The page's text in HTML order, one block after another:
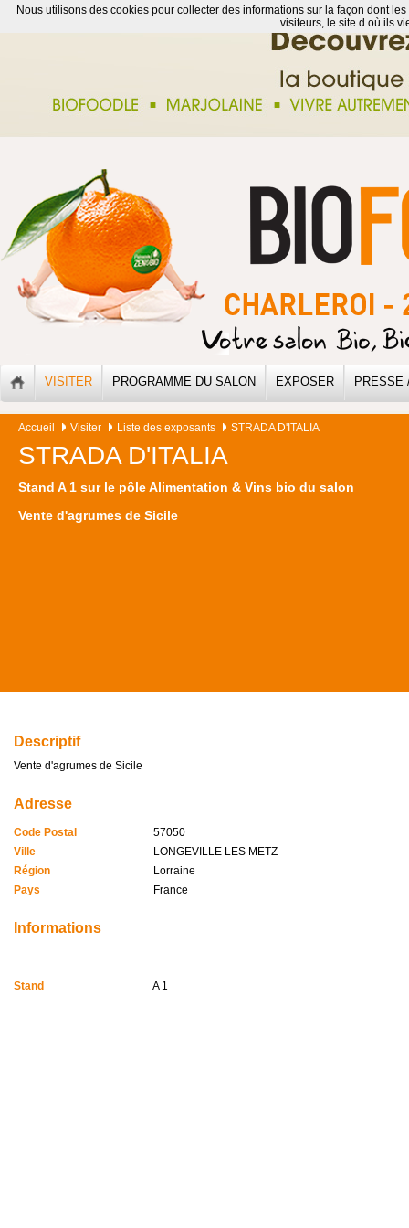
VISITER PROGRAMME DU SALON EXPOSER PRESSE
Accueil Visiter Liste des exposants STRADA D'ITALIA
STRADA D'ITALIA
Stand A 1 sur le pôle Alimentation & Vins bio du salon
Vente d'agrumes de Sicile
Descriptif
Vente d'agrumes de Sicile
Adresse
Code Postal
57050
Ville
LONGEVILLE LES METZ
Région
Lorraine
Pays
France
Informations
Stand A 1
Nous utilisons des cookies pour collecter des informations sur la façon dont
visiteurs, le site d où ils